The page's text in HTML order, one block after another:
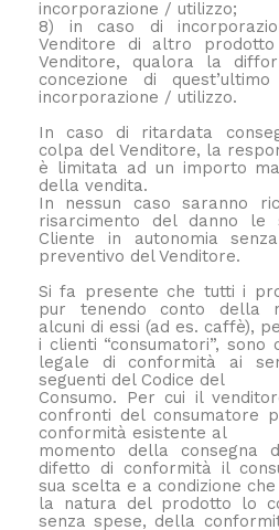
incorporazione / utilizzo;
8) in caso di
Venditore di altro
Venditore, qualora la
concezione di
incorporazione / utilizzo.
In caso di ritardata
colpa del Venditore, la
è limitata ad un importo
della vendita.
In nessun caso saranno
risarcimento del danno le
Cliente in autonomia
preventivo del Venditore.
Si fa presente che tutti i
pur tenendo conto della
alcuni di essi (ad es. caffè),
i clienti “consumatori”,
legale di conformità ai
seguenti del Codice del
Consumo. Per cui il
confronti del consumatore
conformità esistente al
momento della consegna
difetto di conformità il
sua scelta e a condizione che
la natura del prodotto lo
senza spese, della